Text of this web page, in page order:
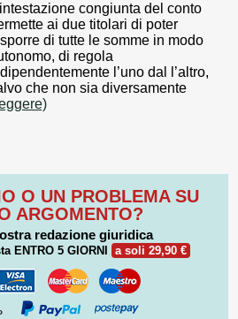
congiunta del conto
ai due titolari di poter
di tutte le somme in modo
di regola
l’uno dal l’altro,
che non sia diversamente
O UN PROBLEMA SU
ARGOMENTO?
redazione giuridica
ENTRO 5 GIORNI a soli 29,90 €